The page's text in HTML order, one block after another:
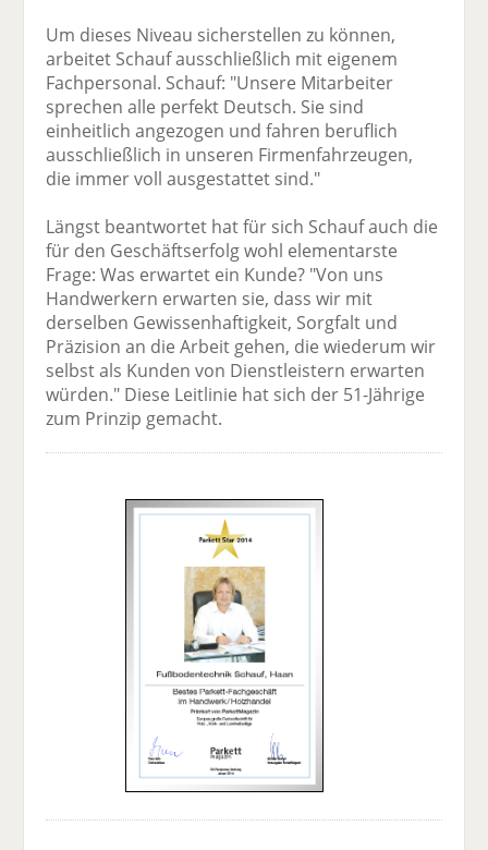
Um dieses Niveau sicherstellen zu können,
arbeitet Schauf ausschließlich mit eigenem
Fachpersonal. Schauf: "Unsere Mitarbeiter
sprechen alle perfekt Deutsch. Sie sind
einheitlich angezogen und fahren beruflich
ausschließlich in unseren Firmenfahrzeugen,
die immer voll ausgestattet sind."
Längst beantwortet hat für sich Schauf auch die
für den Geschäftserfolg wohl elementarste
Frage: Was erwartet ein Kunde? "Von uns
Handwerkern erwarten sie, dass wir mit
derselben Gewissenhaftigkeit, Sorgfalt und
Präzision an die Arbeit gehen, die wiederum wir
selbst als Kunden von Dienstleistern erwarten
würden." Diese Leitlinie hat sich der 51-Jährige
zum Prinzip gemacht.